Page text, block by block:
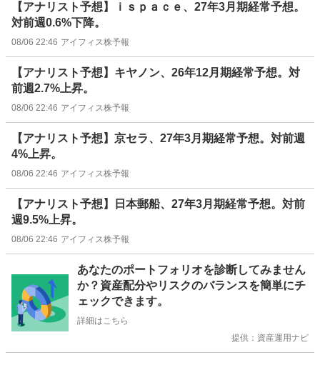
【アナリスト予想】ｉｓｐａｃｅ、27年3月期経常予想。
対前週0.6%下降。
08/06 22:46 アイフィス株予報
【アナリスト予想】キヤノン、26年12月期経常予想。対
前週2.7%上昇。
08/06 22:46 アイフィス株予報
【アナリスト予想】京セラ、27年3月期経常予想。対前週
4%上昇。
08/06 22:46 アイフィス株予報
【アナリスト予想】日本郵船、27年3月期経常予想。対前
週9.5%上昇。
08/06 22:46 アイフィス株予報
あなたのポートフォリオを診断してみません
か？資産配分やリスクのバランスを簡単にチ
ェックできます。
詳細はこちら
提供：資産運用ナビ